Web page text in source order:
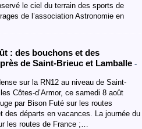
le ciel du terrain des sports de
de l’association Astronomie en
: des bouchons et des
de Saint-Brieuc et Lamballe -
sur la RN12 au niveau de Saint-
Côtes-d’Armor, ce samedi 8 août
par Bison Futé sur les routes
des départs en vacances. La journée du
les routes de France ;…